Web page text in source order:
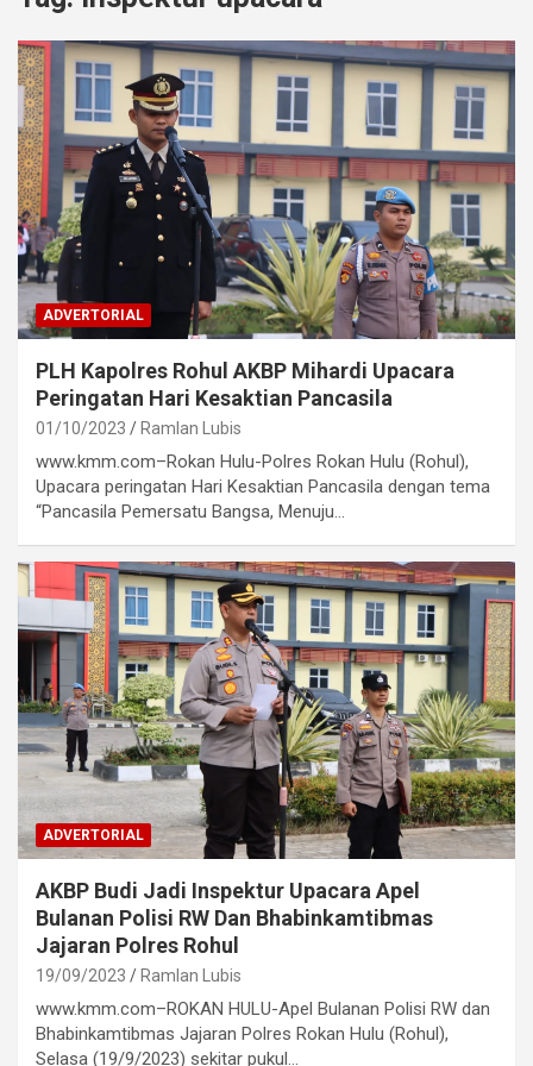
ADVERTORIAL
PLH Kapolres Rohul AKBP Mihardi Upacara
Peringatan Hari Kesaktian Pancasila
01/10/2023 Ramlan Lubis
www.kmm.com–Rokan Hulu-Polres Rokan Hulu (Rohul),
Upacara peringatan Hari Kesaktian Pancasila dengan tema
“Pancasila Pemersatu Bangsa, Menuju…
ADVERTORIAL
AKBP Budi Jadi Inspektur Upacara Apel
Bulanan Polisi RW Dan Bhabinkamtibmas
Jajaran Polres Rohul
19/09/2023 Ramlan Lubis
www.kmm.com–ROKAN HULU-Apel Bulanan Polisi RW dan
Bhabinkamtibmas Jajaran Polres Rokan Hulu (Rohul),
Selasa (19/9/2023) sekitar pukul…